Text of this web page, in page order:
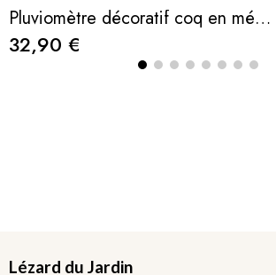
Pluviomètre décoratif coq en métal patiné – 132 cm – Verre gradué 35 mm – Lézard du Jardin
32,90 €
Lézard du Jardin